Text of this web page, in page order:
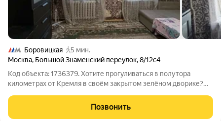
Боровицкая
5 мин.
Москва, Большой Знаменский переулок,8/12с4
Код объекта: 1736379. Хотите прогуливаться в полутора
километрах от Кремля в своём закрытом зелёном дворике?
комфортной парковки на своей территории. Описание
квартиры: Продаётся квартира, которая
Позвонить